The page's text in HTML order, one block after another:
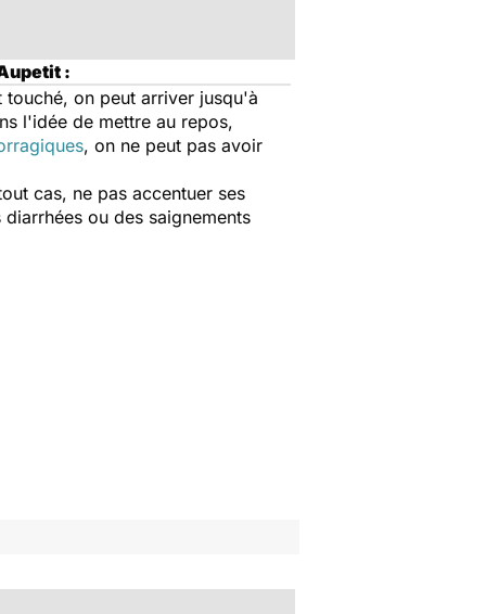
:
on peut arriver jusqu'à
l'idée de mettre au repos,
, on ne peut pas avoir
cas, ne pas accentuer ses
ou des saignements